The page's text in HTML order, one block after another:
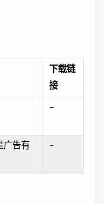
下载链
接
–
广告有
–